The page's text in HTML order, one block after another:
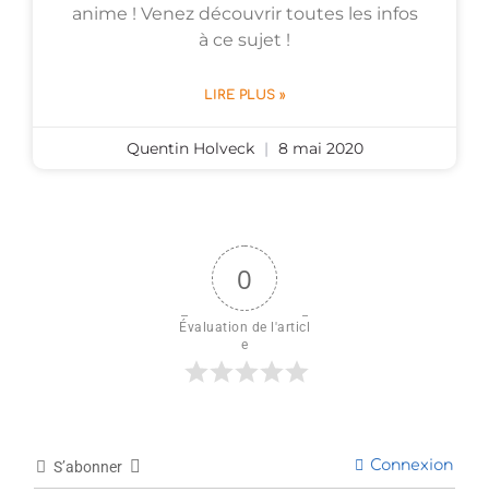
anime ! Venez découvrir toutes les infos
à ce sujet !
LIRE PLUS »
Quentin Holveck 8 mai 2020
0
Évaluation de l'articl
e
S’abonner Connexion